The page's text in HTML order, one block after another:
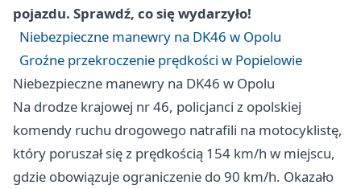
pojazdu. Sprawdź, co się wydarzyło!
Niebezpieczne manewry na DK46 w Opolu
Groźne przekroczenie prędkości w Popielowie
Niebezpieczne manewry na DK46 w Opolu
Na drodze krajowej nr 46, policjanci z opolskiej
komendy ruchu drogowego natrafili na motocyklistę,
który poruszał się z prędkością 154 km/h w miejscu,
gdzie obowiązuje ograniczenie do 90 km/h. Okazało